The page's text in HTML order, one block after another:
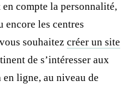
compte la personnalité,
encore les centres
souhaitez créer un site
de s’intéresser aux
ligne, au niveau de